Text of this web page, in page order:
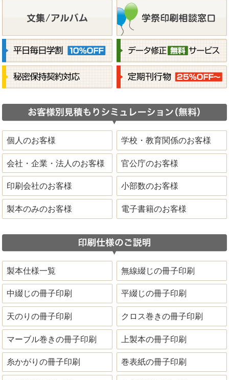
個人のお客様 学校・教育関係のお客様
会社・企業・法人のお客様 官公庁のお客様
印刷会社のお客様 小部数のお客様
製本のみのお客様 電子書籍のお客様
製本仕様一覧 無線綴じの冊子印刷
中綴じの冊子印刷 平綴じの冊子印刷
天のりの冊子印刷 クロス巻きの冊子印刷
マーブル巻きの冊子印刷 上製本の冊子印刷
糸かがりの冊子印刷 巻表紙の冊子印刷